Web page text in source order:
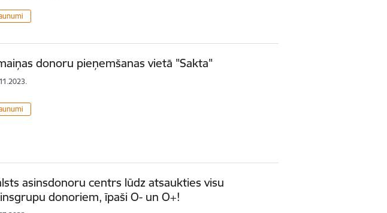
donoru pieņemšanas vietā "Sakta"
asinsdonoru centrs lūdz atsaukties visu
donoriem, īpaši O- un O+!